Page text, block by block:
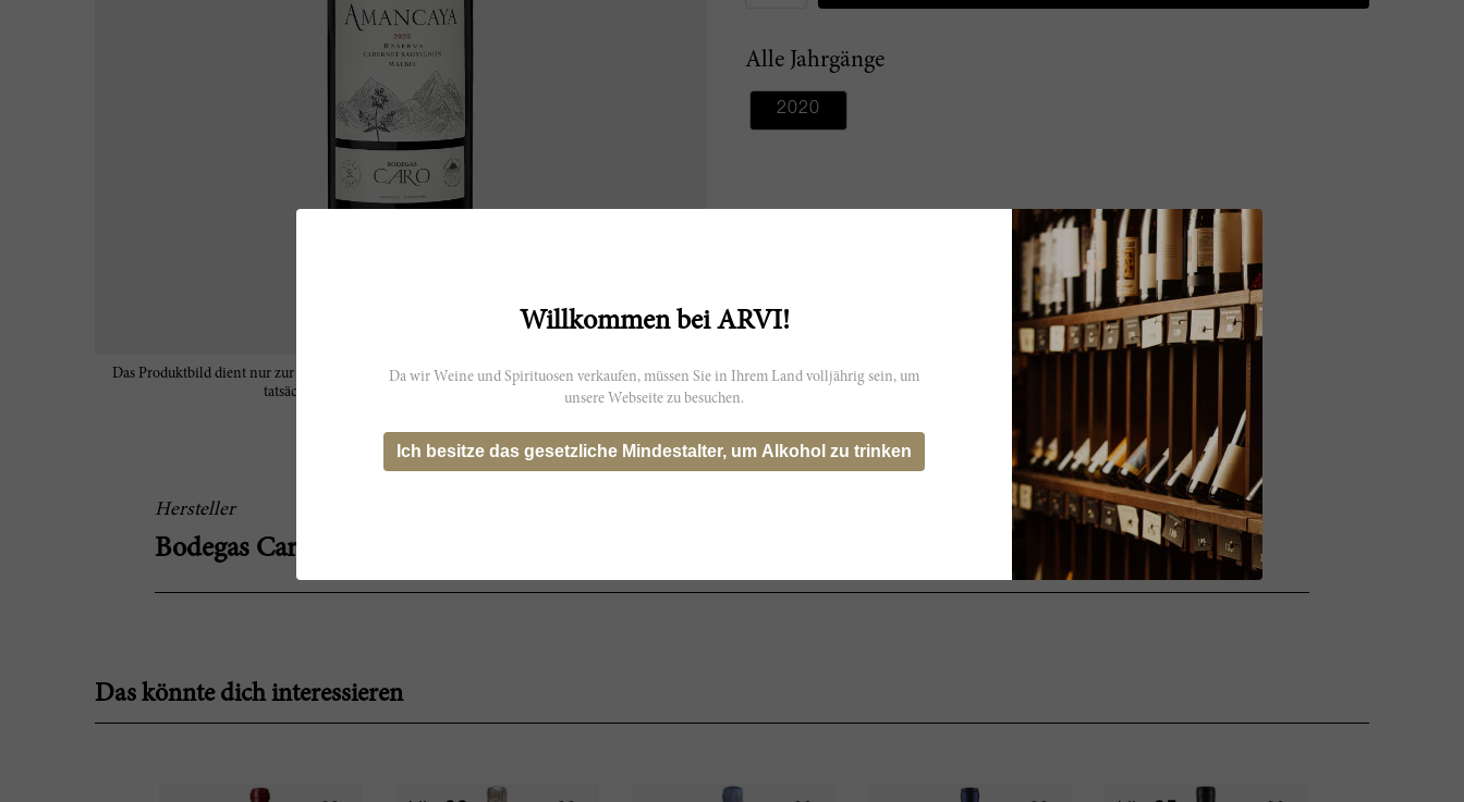
Das Produktbild dient nur zur Veranschaulichung und spiegelt möglicherweise nicht genau die
tatsächlichen Eigenschaften des Weins wider.
Alle Jahrgänge
2020
Hersteller
Bodegas Caro
Das könnte dich interessieren
Willkommen bei ARVI!
Da wir Weine und Spirituosen verkaufen, müssen Sie in Ihrem Land volljährig sein, um
unsere Webseite zu besuchen.
Ich besitze das gesetzliche Mindestalter, um Alkohol zu trinken